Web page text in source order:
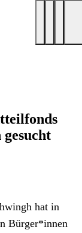
hat in
Bürger*innen